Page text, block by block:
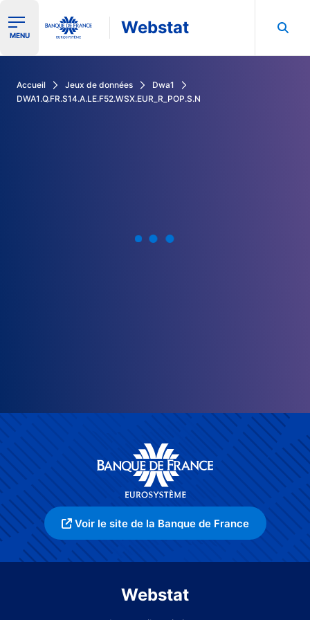
Ouvrir le menu de navigation
MENU Webstat
Accueil Jeux de données
Dwa1
DWA1.Q.FR.S14.A.LE.F52.WSX.EUR_R_POP.S.N
Voir le site de la Banque de France
Webstat